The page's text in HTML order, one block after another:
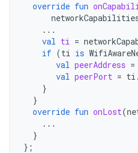
override fun
...
val ti =
if (ti is
val peerAddress =
val peerPort = ti .
}
}
override fun onLost(
...
}
};